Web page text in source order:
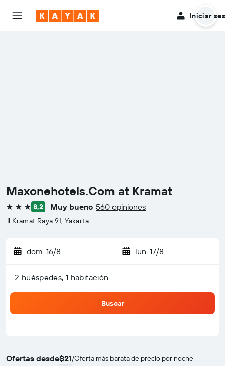
Iniciar
Maxonehotels.Com at Kramat
3 estrellas
8,2 Muy bueno 560 opiniones
Jl Kramat Raya 91, Yakarta
dom. 16/8 - lun. 17/8
2 huéspedes, 1 habitación
Buscar
Ofertas desde$21/Oferta más barata de precio por noche